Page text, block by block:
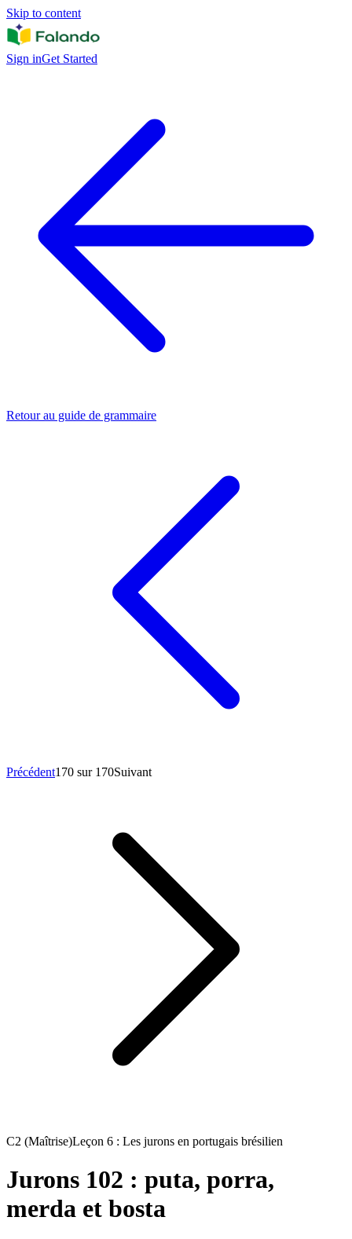
Skip to content
Sign inGet Started
Retour au guide de grammaire
Précédent170 sur 170Suivant
C2 (Maîtrise)Leçon 6 : Les jurons en portugais brésilien
Jurons 102 : puta, porra,
merda et bosta